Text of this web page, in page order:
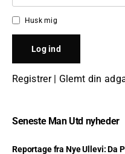
Husk mig
Registrer| Glemt din
Seneste Man Utd nyheder
Reportage fra Nye Ullevi: Da